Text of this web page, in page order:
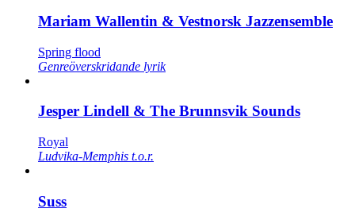
Mariam Wallentin & Vestnorsk Jazzensemble
Spring flood
Genreöverskridande lyrik
Jesper Lindell & The Brunnsvik Sounds
Royal
Ludvika-Memphis t.o.r.
Suss